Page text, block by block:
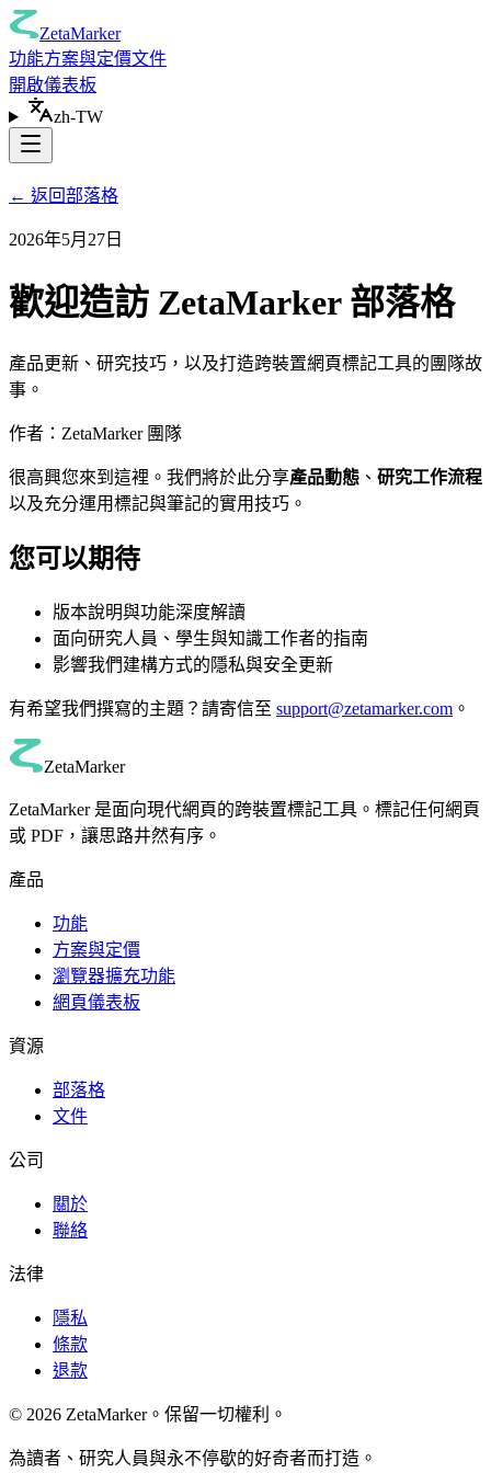
ZetaMarker
功能方案與定價文件
開啟儀表板
zh-TW
← 返回部落格
2026年5月27日
歡迎造訪 ZetaMarker 部落格
產品更新、研究技巧，以及打造跨裝置網頁標記工具的團隊故
事。
作者：ZetaMarker 團隊
很高興您來到這裡。我們將於此分享產品動態 、 研究工作流程
以及充分運用標記與筆記的實用技巧。
您可以期待
版本說明與功能深度解讀
面向研究人員、學生與知識工作者的指南
影響我們建構方式的隱私與安全更新
有希望我們撰寫的主題？請寄信至 support@zetamarker.com 。
ZetaMarker
ZetaMarker 是面向現代網頁的跨裝置標記工具。標記任何網頁
或 PDF，讓思路井然有序。
產品
功能
方案與定價
瀏覽器擴充功能
網頁儀表板
資源
部落格
文件
公司
關於
聯絡
法律
隱私
條款
退款
© 2026 ZetaMarker。保留一切權利。
為讀者、研究人員與永不停歇的好奇者而打造。